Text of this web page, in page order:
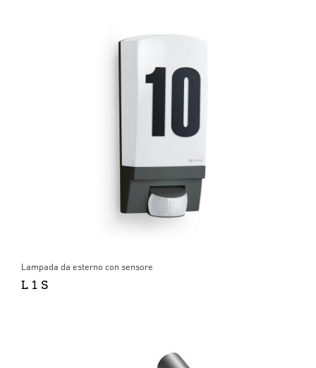
Lampada da esterno con sensore
L 1 S